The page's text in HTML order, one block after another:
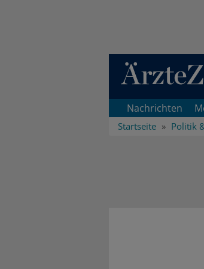
Direkt zum
Nachrichten
Startseite Politik